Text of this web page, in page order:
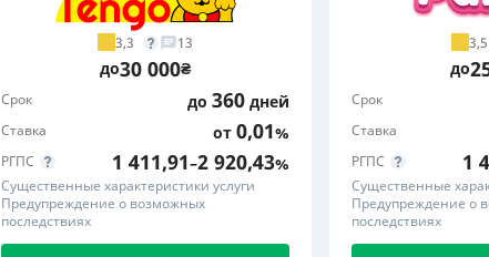
ЕЖЕМЕСЯЧНЫЙ
ПУТЕВОДИТЕЛИ ПО
БАНКОВСКИМ КАРТАМ
3,3 13
до30 000₴
Срок до 360 дней
Ставка от 0,01%
РГПС 1 411,91–2 920,43%
Существенные характеристики услуги
Предупреждение о возможных
последствиях
3,5
до
Срок
Ставка
РГПС 1
Существенные
Предупреждение о
последствиях